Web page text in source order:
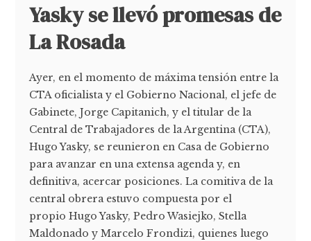
Yasky se llevó promesas de
La Rosada
Ayer, en el momento de máxima tensión entre la
CTA oficialista y el Gobierno Nacional, el jefe de
Gabinete, Jorge Capitanich, y el titular de la
Central de Trabajadores de la Argentina (CTA),
Hugo Yasky, se reunieron en Casa de Gobierno
para avanzar en una extensa agenda y, en
definitiva, acercar posiciones. La comitiva de la
central obrera estuvo compuesta por el
propio Hugo Yasky, Pedro Wasiejko, Stella
Maldonado y Marcelo Frondizi, quienes luego